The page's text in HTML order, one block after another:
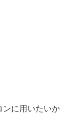
ンに用いたいか